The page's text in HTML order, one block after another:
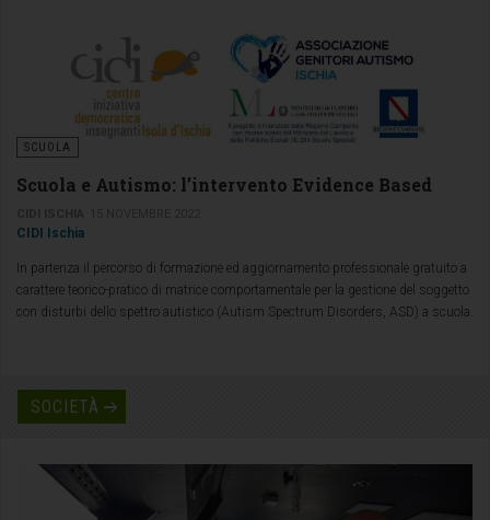
SCUOLA
Scuola e Autismo: l’intervento Evidence Based
CIDI Ischia
In partenza il percorso di formazione ed aggiornamento professionale gratuito a
carattere teorico-pratico di matrice comportamentale per la gestione del soggetto
con disturbi dello spettro autistico (Autism Spectrum Disorders, ASD) a scuola.
SOCIETÀ